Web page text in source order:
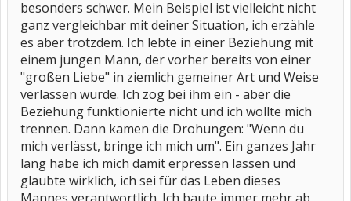
besonders schwer. Mein Beispiel ist vielleicht nicht
ganz vergleichbar mit deiner Situation, ich erzähle
es aber trotzdem. Ich lebte in einer Beziehung mit
einem jungen Mann, der vorher bereits von einer
"großen Liebe" in ziemlich gemeiner Art und Weise
verlassen wurde. Ich zog bei ihm ein - aber die
Beziehung funktionierte nicht und ich wollte mich
trennen. Dann kamen die Drohungen: "Wenn du
mich verlässt, bringe ich mich um". Ein ganzes Jahr
lang habe ich mich damit erpressen lassen und
glaubte wirklich, ich sei für das Leben dieses